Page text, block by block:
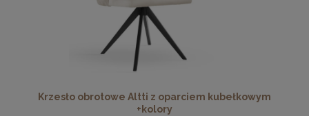
Krzesło obrotowe Altti z oparciem kubełkowym
+kolory